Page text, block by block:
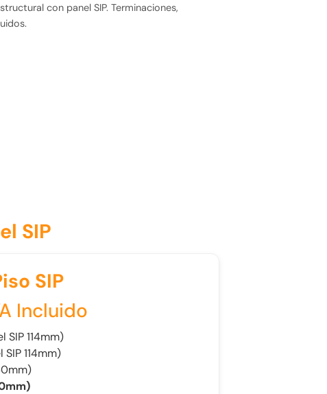
con panel SIP. Terminaciones,
SIP
SIP
Incluido
SIP 114mm)
114mm)